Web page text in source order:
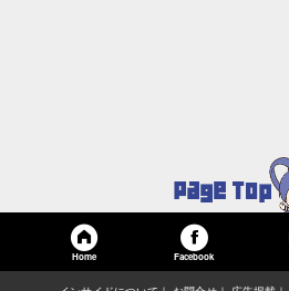
Home Facebook